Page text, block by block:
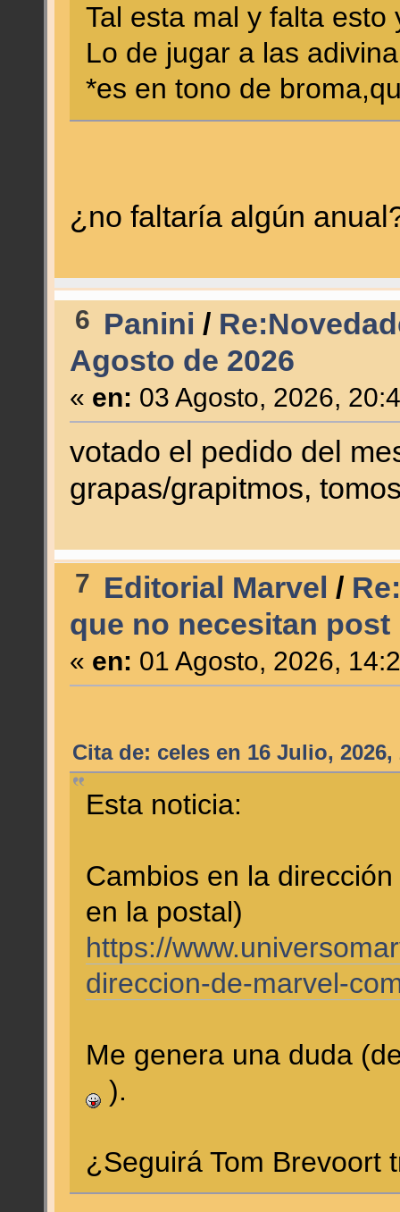
Tal esta mal y falta esto
Lo de jugar a las
*es en tono de
¿no faltaría algún
6 Panini /
Agosto de 2026
« en: 03 Agosto, 2026,
votado el pedido del
grapas/grapitmos,
7 Editorial Marvel /
que no necesitan
« en: 01 Agosto, 2026,
Cita de: celes en 16 Julio, 2026,
Esta noticia:
Cambios en la
en la postal)
https://
direccion-de-marvel-
Me genera una duda
).
¿Seguirá Tom Brevoort